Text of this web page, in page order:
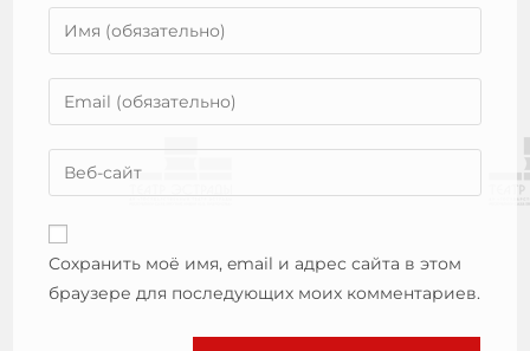
Сохранить моё имя, email и адрес сайта в этом
браузере для последующих моих комментариев.